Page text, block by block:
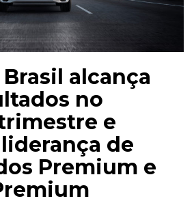
alcança
no
e
de
Premium e